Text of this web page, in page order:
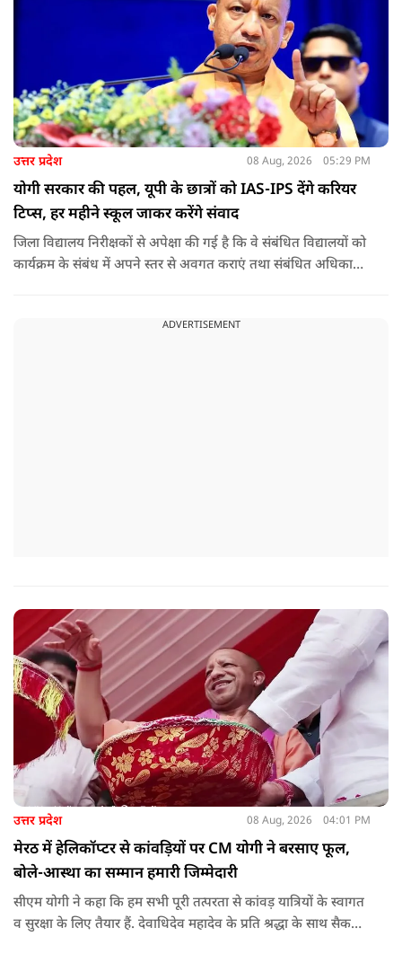
उत्तर प्रदेश 08 Aug, 2026 05:29 PM
योगी सरकार की पहल, यूपी के छात्रों को IAS-IPS देंगे करियर
टिप्स, हर महीने स्कूल जाकर करेंगे संवाद
जिला विद्यालय निरीक्षकों से अपेक्षा की गई है कि वे संबंधित विद्यालयों को
कार्यक्रम के संबंध में अपने स्तर से अवगत कराएं तथा संबंधित अधिकारी
मुख्य सचिव, माध्यमिक शिक्षा, पार्थ सारथी सेन शर्मा ने बताया कि मुख्य
ADVERTISEMENT
उत्तर प्रदेश 08 Aug, 2026 04:01 PM
मेरठ में हेलिकॉप्टर से कांवड़ियों पर CM योगी ने बरसाए फूल,
बोले-आस्था का सम्मान हमारी जिम्मेदारी
सीएम योगी ने कहा कि हम सभी पूरी तत्परता से कांवड़ यात्रियों के स्वागत
व सुरक्षा के लिए तैयार हैं. देवाधिदेव महादेव के प्रति श्रद्धा के साथ सैकड़ों